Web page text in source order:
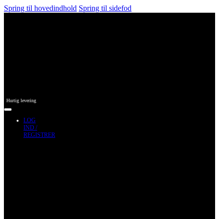
Spring til hovedindhold Spring til sidefod
Hurtig levering
LOG
IND /
REGISTRER